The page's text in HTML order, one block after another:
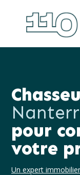
pour
votre
Un expert